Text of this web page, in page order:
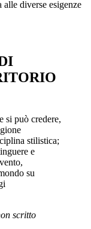
diverse esigenze
si può credere,
stilistica;
e
su
scritto